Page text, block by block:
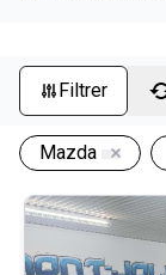
Filtrer
Mazda